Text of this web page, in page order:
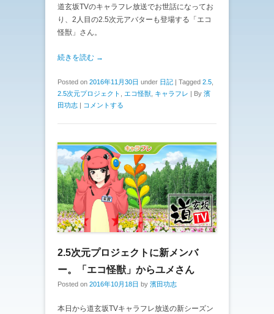
道玄坂TVのキャラフレ放送でお世話になってお
り、2人目の2.5次元アバターも登場する「エコ
怪獣」さん。
続きを読む →
Posted on 2016年11月30日 under 日記 | Tagged 2.5
2.5次元プロジェクト
エコ怪獣 キャラフレ | By 濱
田功志 | コメントする
2.5次元プロジェクトに新メンバ
ー。「エコ怪獣」からユメさん
Posted on 2016年10月18日 by 濱田功志
本日から道玄坂TVキャラフレ放送の新シーズン